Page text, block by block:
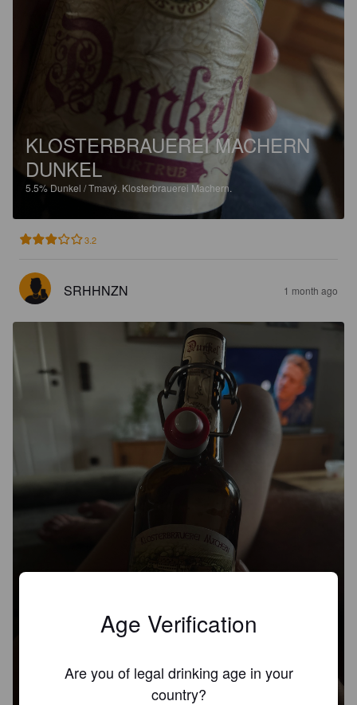
KLOSTERBRAUEREI MACHERN
DUNKEL
5.5%Dunkel / Tmavý. Klosterbrauerei Machern.
3.2
SRHHNZN 1 month ago
KLOSTERBRAUEREI MACHERN
Age Verification
Are you of legal drinking age in your
country?